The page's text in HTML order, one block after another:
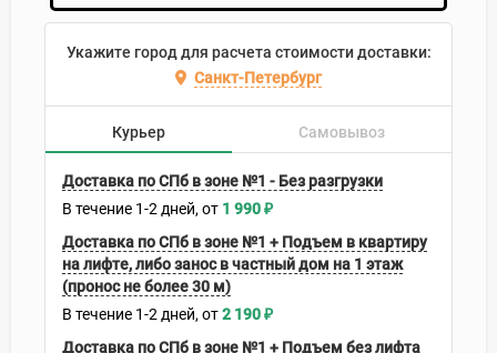
Укажите город для расчета стоимости доставки:
Санкт-Петербург
Курьер Самовывоз
Доставка по СПб в зоне №1 - Без разгрузки
В течение 1-2 дней 1 990₽
Доставка по СПб в зоне №1 + Подъем в квартиру
на лифте, либо занос в частный дом на 1 этаж
(пронос не более 30 м)
В течение 1-2 дней 2 190₽
Доставка по СПб в зоне №1 + Подъем без лифта